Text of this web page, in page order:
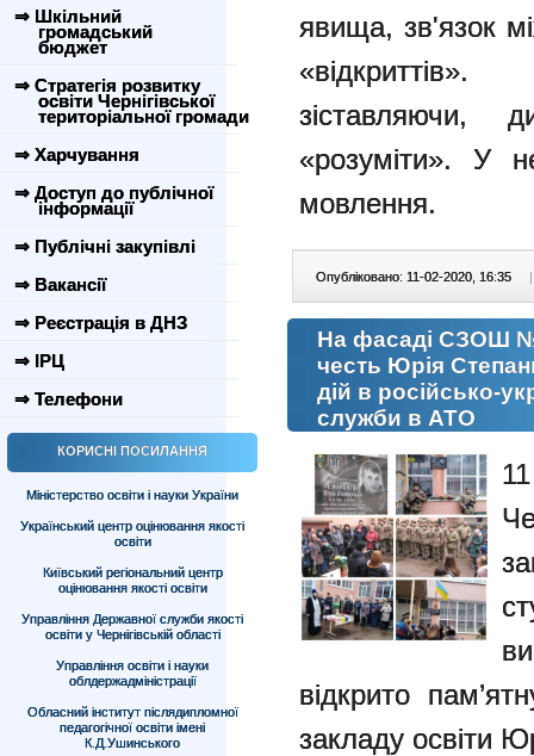
⇒ Шкільний
громадський
бюджет
⇒ Стратегія розвитку
освіти Чернігівської
територіальної громади
⇒ Харчування
⇒ Доступ до публічної
інформації
⇒ Публічні закупівлі
⇒ Вакансії
⇒ Реєстрація в ДНЗ
⇒ ІРЦ
⇒ Телефони
КОРИСНІ ПОСИЛАННЯ
Міністерство освіти і науки України
Український центр оцінювання якості
освіти
Київський регіональний центр
оцінювання якості освіти
Управління Державної служби якості
освіти у Чернігівській області
Управління освіти і науки
облдержадміністрації
Обласний інститут післядипломної
педагогічної освіти імені
К.Д.Ушинського
явища, зв'язок
зіставляючи,
«розуміти». У
мовлення.
Опубліковано: 11-02-2020, 16:35 |
На фасаді СЗОШ
честь Юрія
дій в російсько-
служби в АТО
відкрито
закладу освіти